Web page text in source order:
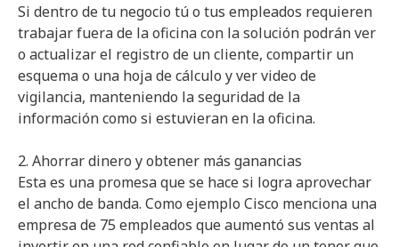
Si dentro de tu negocio tú o tus empleados requieren
trabajar fuera de la oficina con la solución podrán ver
o actualizar el registro de un cliente, compartir un
esquema o una hoja de cálculo y ver video de
vigilancia, manteniendo la seguridad de la
información como si estuvieran en la oficina.
2. Ahorrar dinero y obtener más ganancias
Esta es una promesa que se hace si logra aprovechar
el ancho de banda. Como ejemplo Cisco menciona una
empresa de 75 empleados que aumentó sus ventas al